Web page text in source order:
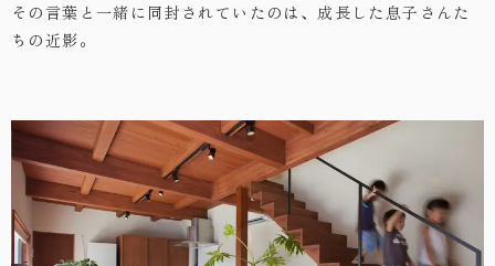
その言葉と一緒に同封されていたのは、成長した息子さんた
ちの近影。